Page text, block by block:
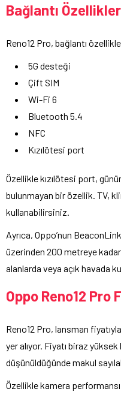
Bağlantı
Reno12 Pro, bağlantı
5G desteği
Çift SIM
Wi-Fi 6
Bluetooth 5.4
NFC
Kızılötesi port
Özellikle kızılötesi port,
bulunmayan bir özellik. TV,
kullanabilirsiniz.
Ayrıca, Oppo’nun
üzerinden 200 metreye
alanlarda veya açık havada
Oppo Reno12 Pro
Reno12 Pro, lansman
yer alıyor. Fiyatı biraz
düşünüldüğünde makul
Özellikle kamera